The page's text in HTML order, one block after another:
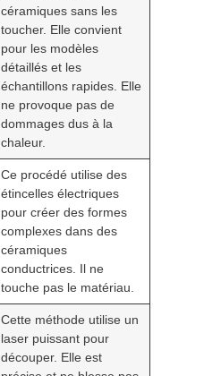
céramiques sans les
toucher. Elle convient
pour les modèles
détaillés et les
échantillons rapides. Elle
ne provoque pas de
dommages dus à la
chaleur.
Ce procédé utilise des
étincelles électriques
pour créer des formes
complexes dans des
céramiques
conductrices. Il ne
touche pas le matériau.
Cette méthode utilise un
laser puissant pour
découper. Elle est